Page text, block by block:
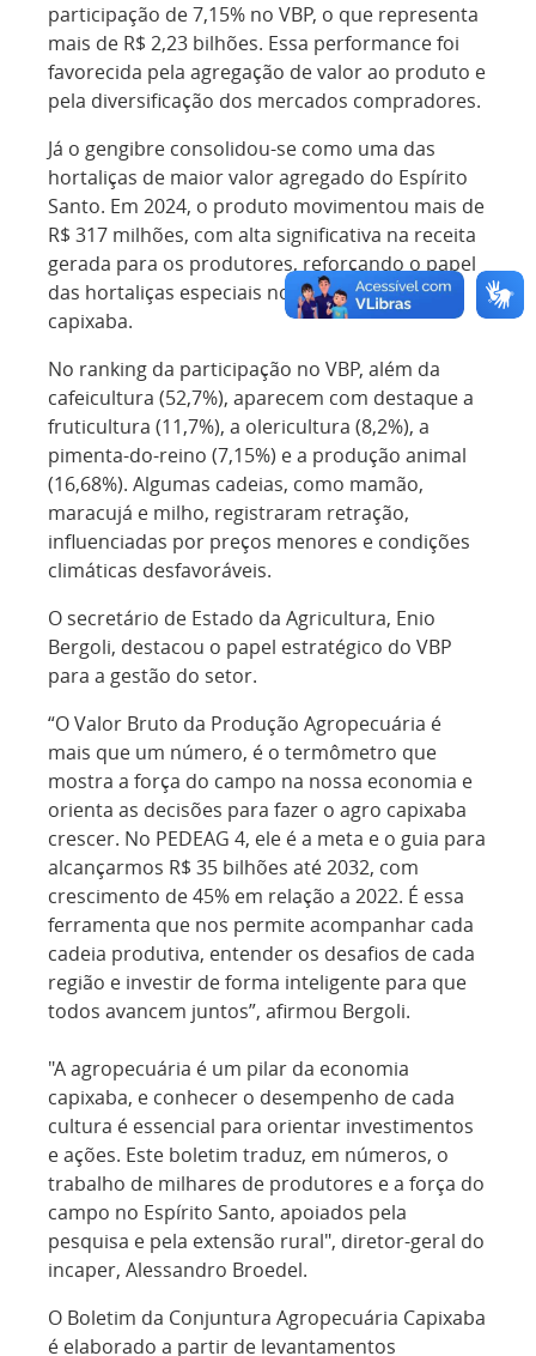
participação de 7,15% no VBP, o que representa
mais de R$ 2,23 bilhões. Essa performance foi
favorecida pela agregação de valor ao produto e
pela diversificação dos mercados compradores.
Já o gengibre consolidou-se como uma das
hortaliças de maior valor agregado do Espírito
Santo. Em 2024, o produto movimentou mais de
R$ 317 milhões, com alta significativa na receita
gerada para os produtores, reforçando o papel
das hortaliças especiais no portfólio agrícola
capixaba.
No ranking da participação no VBP, além da
cafeicultura (52,7%), aparecem com destaque a
fruticultura (11,7%), a olericultura (8,2%), a
pimenta-do-reino (7,15%) e a produção animal
(16,68%). Algumas cadeias, como mamão,
maracujá e milho, registraram retração,
influenciadas por preços menores e condições
climáticas desfavoráveis.
O secretário de Estado da Agricultura, Enio
Bergoli, destacou o papel estratégico do VBP
para a gestão do setor.
“O Valor Bruto da Produção Agropecuária é
mais que um número, é o termômetro que
mostra a força do campo na nossa economia e
orienta as decisões para fazer o agro capixaba
crescer. No PEDEAG 4, ele é a meta e o guia para
alcançarmos R$ 35 bilhões até 2032, com
crescimento de 45% em relação a 2022. É essa
ferramenta que nos permite acompanhar cada
cadeia produtiva, entender os desafios de cada
região e investir de forma inteligente para que
todos avancem juntos”, afirmou Bergoli.
"A agropecuária é um pilar da economia
capixaba, e conhecer o desempenho de cada
cultura é essencial para orientar investimentos
e ações. Este boletim traduz, em números, o
trabalho de milhares de produtores e a força do
campo no Espírito Santo, apoiados pela
pesquisa e pela extensão rural", diretor-geral do
incaper, Alessandro Broedel.
O Boletim da Conjuntura Agropecuária Capixaba
é elaborado a partir de levantamentos